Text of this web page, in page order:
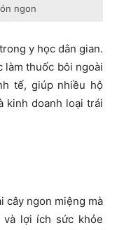
ngon
y học dân gian.
làm thuốc bôi ngoài
tế, giúp nhiều hộ
kinh doanh loại trái
cây ngon miệng mà
lợi ích sức khỏe